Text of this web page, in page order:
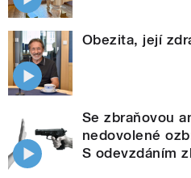
Obezita, její
Se zbraňovou
nedovolené
S odevzdáním